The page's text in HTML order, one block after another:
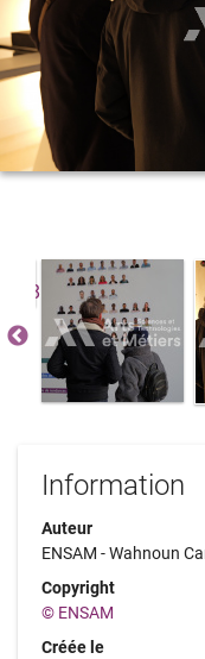
Information
Auteur
ENSAM - Wahnoun
Copyright
© ENSAM
Créée le